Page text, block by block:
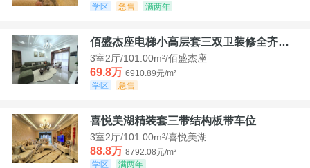
学区
急售 满两年
佰盛杰座电梯小高层套三双卫装修全齐诚意出售
3室2厅/101.00m²/佰盛杰座
69.8万 6910.89元/m²
学区
急售
喜悦美湖精装套三带结构板带车位
3室2厅/101.00m²/喜悦美湖
88.8万 8792.08元/m²
学区
满两年